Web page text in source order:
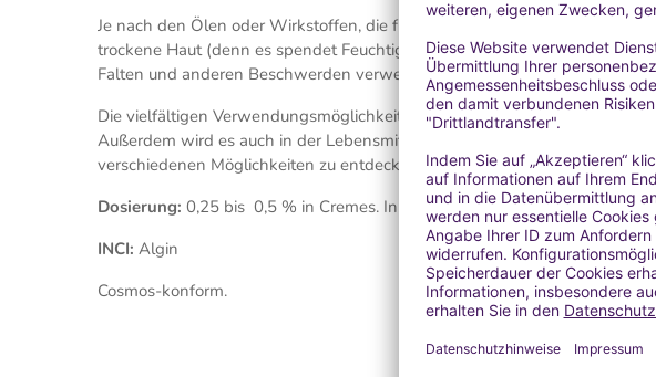
Je nach den Ölen oder Wirkstoffen, die für die Masken verwendet werden,
trockene Haut (denn es spendet Feuchtigkeit) und auch für fettige Haut
Falten und anderen Beschwerden verwendet werden, da es straffend
Die vielfältigen Verwendungsmöglichkeiten dieses Produktes machen es
Außerdem wird es auch in der Lebensmittelindustrie als Dickmacher von
verschiedenen Möglichkeiten zu entdecken, die Alginat bietet.
Dosierung: 0,25 bis 0,5 % in Cremes. In Gelen kann man mehr
INCI: Algin
Cosmos-konform.